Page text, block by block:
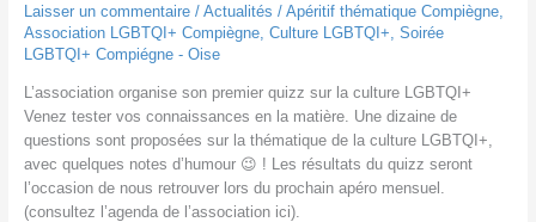
Laisser un commentaire / Actualités / Apéritif thématique Compiègne,
Association LGBTQI+ Compiègne, Culture LGBTQI+ Soirée
LGBTQI+ Compiégne - Oise
L’association organise son premier quizz sur la culture LGBTQI+
Venez tester vos connaissances en la matière. Une dizaine de
questions sont proposées sur la thématique de la culture LGBTQI+,
avec quelques notes d’humour 😉 ! Les résultats du quizz seront
l’occasion de nous retrouver lors du prochain apéro mensuel.
(consultez l’agenda de l’association ici).